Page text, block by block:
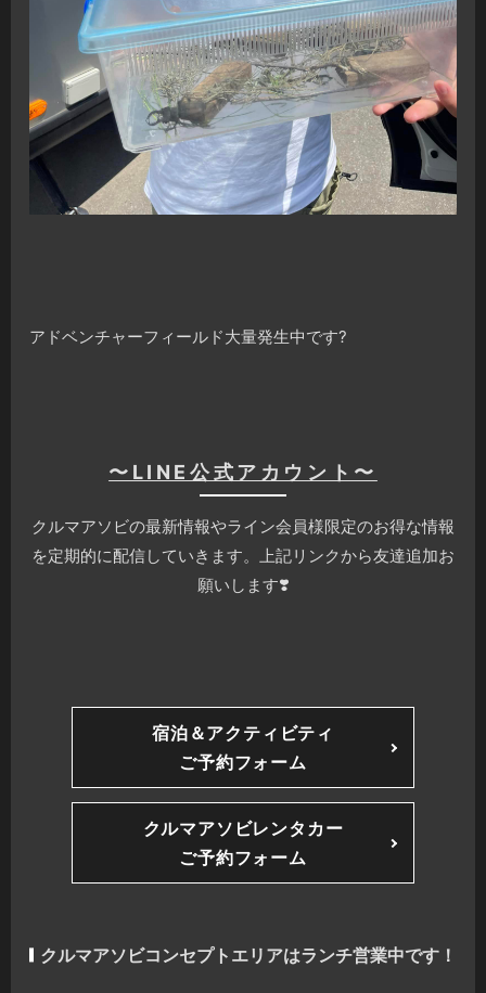
アドベンチャーフィールド大量発生中です?
〜LINE公式アカウント〜
クルマアソビの最新情報やライン会員様限定のお得な情報
を定期的に配信していきます。上記リンクから友達追加お
願いします❣️
宿泊＆アクティビティ
ご予約フォーム
クルマアソビレンタカー
ご予約フォーム
クルマアソビコンセプトエリアはランチ営業中です！